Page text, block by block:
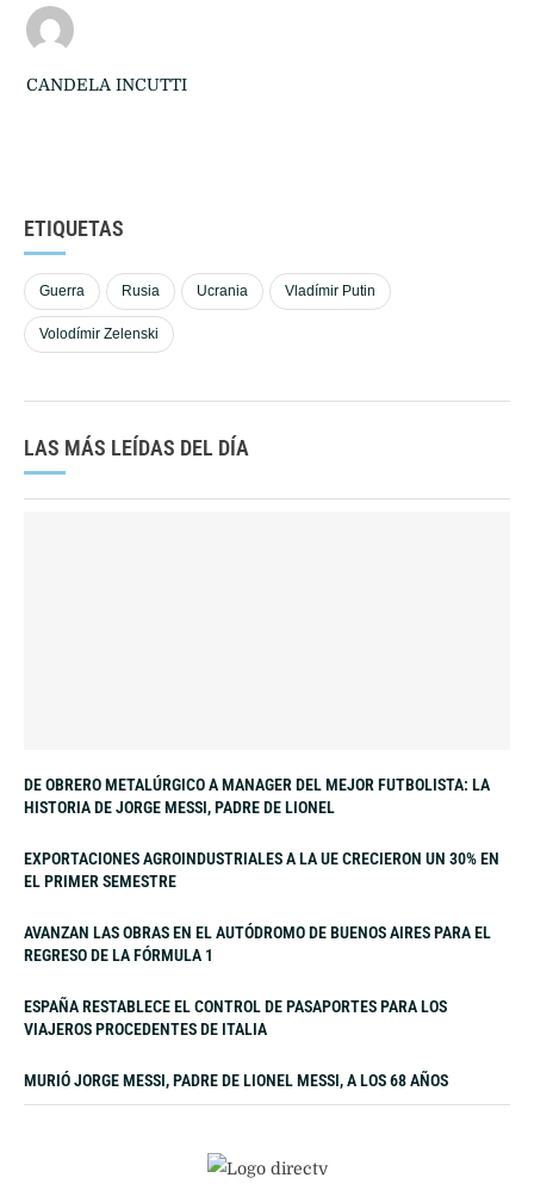
CANDELA INCUTTI
ETIQUETAS
Guerra Rusia Ucrania Vladímir Putin
Volodímir Zelenski
LAS MÁS LEÍDAS DEL DÍA
DE OBRERO METALÚRGICO A MANAGER DEL MEJOR FUTBOLISTA: LA
HISTORIA DE JORGE MESSI, PADRE DE LIONEL
EXPORTACIONES AGROINDUSTRIALES A LA UE CRECIERON UN 30% EN
EL PRIMER SEMESTRE
AVANZAN LAS OBRAS EN EL AUTÓDROMO DE BUENOS AIRES PARA EL
REGRESO DE LA FÓRMULA 1
ESPAÑA RESTABLECE EL CONTROL DE PASAPORTES PARA LOS
VIAJEROS PROCEDENTES DE ITALIA
MURIÓ JORGE MESSI, PADRE DE LIONEL MESSI, A LOS 68 AÑOS